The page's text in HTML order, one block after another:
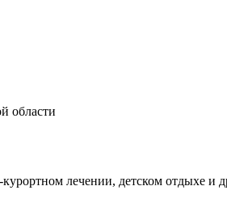
области
лечении, детском отдыхе и